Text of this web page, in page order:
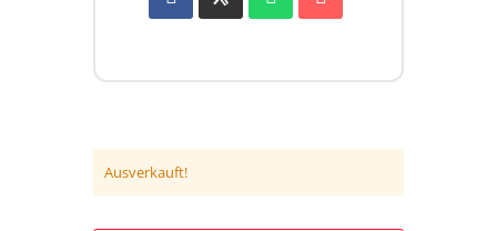
Ausverkauft!